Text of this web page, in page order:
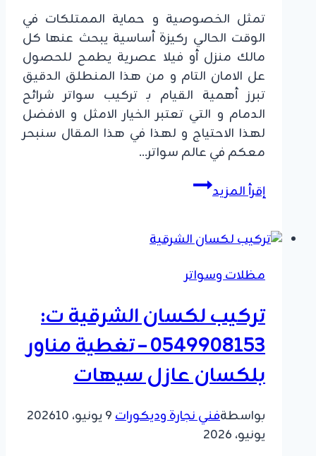
تمثل الخصوصية و حماية الممتلكات في
الوقت الحالي ركيزة أساسية يبحث عنها كل
مالك منزل أو فيلا عصرية يطمح للحصول
عل الامان التام و من هذا المنطلق الدقيق
تبرز أهمية القيام بـ تركيب سواتر شرائح
الدمام و التي تعتبر الخيار الامثل و الافضل
لهذا الاحتياج و لهذا في هذا المقال سنبحر
معكم في عالم سواتر…
إقرأ المزيدتركيب
سواتر
الدمام
0549908153
سواتر
شرائح
حديد
الشرقية
مظلات وسواتر
تركيب لكسان الشرقية ت:
0549908153 – تغطية مناور
بلكسان عازل سيهات
بواسطةفني نجارة وديكورات9 يونيو، 2026
10
يونيو، 2026